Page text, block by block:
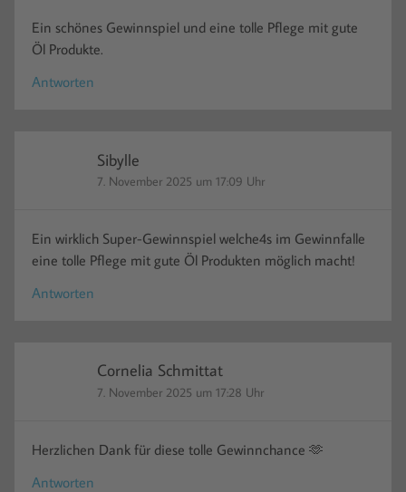
Ein schönes Gewinnspiel und eine tolle Pflege mit gute
Öl Produkte.
Antworten
Sibylle
7. November 2025 um 17:09 Uhr
Ein wirklich Super-Gewinnspiel welche4s im Gewinnfalle
eine tolle Pflege mit gute Öl Produkten möglich macht!
Antworten
Cornelia Schmittat
7. November 2025 um 17:28 Uhr
Herzlichen Dank für diese tolle Gewinnchance 🫶
Antworten